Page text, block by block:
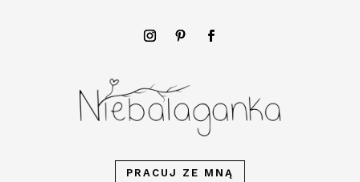
PRACUJ ZE MNĄ